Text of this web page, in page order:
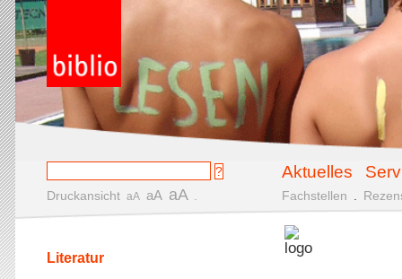
Aktuelles
Druckansicht aA aA aA Fachstellen
Literatur